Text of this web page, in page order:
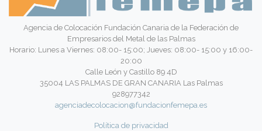
Agencia de Colocación Fundación Canaria de la Federación de
Empresarios del Metal de las Palmas
Horario: Lunes a Viernes: 08:00- 15:00; Jueves: 08:00- 15:00 y 16:00-
20:00
Calle León y Castillo 89 4D
35004 LAS PALMAS DE GRAN CANARIA Las Palmas
928977342
agenciadecolocacion@fundacionfemepa.es
Política de privacidad